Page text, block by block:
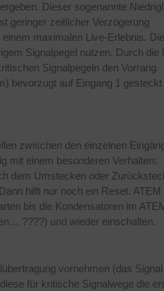
Dieser sogenannte
geringer zeitlicher Verzögerung
maximalen Live-Erlebnis.
Signalpegel nutzen. Durch die
Signalpegeln den Vorrang
bevorzugt auf Eingang 1 gesteckt
zwischen den einzelnen
mit einem besonderen Verhalten:
dem Umstecken oder
hilft nur noch ein Reset. ATEM
bis die Kondensatoren im
????) und wieder einschalten.
vornehmen (das
für kritische Signalwege die